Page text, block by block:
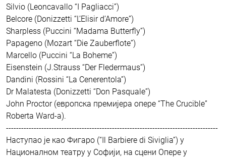
Silvio (Leoncavallo “I Pagliacci”)
Belcore (Donizzetti “L’Elisir d’Amore”)
Sharpless (Puccini “Madama Butterfly”)
Papageno (Mozart “Die Zauberflote”)
Marcello (Puccini “La Boheme”)
Eisenstein (J.Strauss “Der Fledermaus”)
Dandini (Rossini “La Cenerentola”)
Dr Malatesta (Donizzetti “Don Pasquale”)
John Proctor (европска премијера опере “The Crucible”
Roberta Ward-a).
------------------------------------------------------------------------------------
Наступао је као Фигаро (“Il Barbiere di Siviglia”) у
Националном театру у Софији, на сцени Опере у